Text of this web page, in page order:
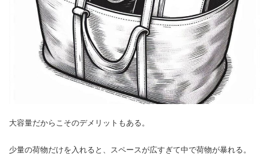
大容量だからこそのデメリットもある。
少量の荷物だけを入れると、スペースが広すぎて中で荷物が暴れる。